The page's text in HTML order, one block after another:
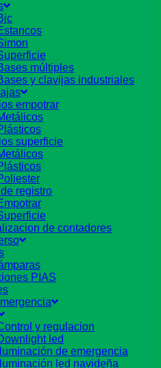
múltiples
y clavijas industriales
empotrar
superficie
registro
de contadores
PIAS
y regulacion
led
Iluminación de emergencia
Iluminación led navideña